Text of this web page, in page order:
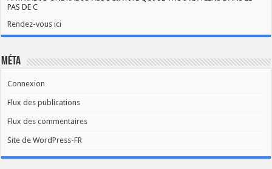
PAS DE C
Rendez-vous ici
Méta
Connexion
Flux des publications
Flux des commentaires
Site de WordPress-FR